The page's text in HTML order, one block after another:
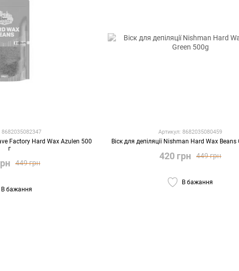
8682035082347
Factory Hard Wax Azulen 500
г
449 грн
В бажання
Артикул: 8682035080459
Віск для депіляції Nishman Hard Wax Beans
449 грн
420 грн
В бажання